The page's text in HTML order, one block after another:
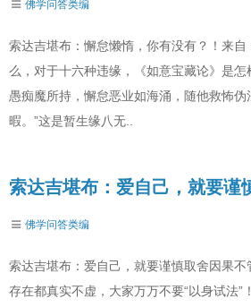
佛学问答类编
索达吉堪布：懈怠懒惰，你有没有？！来
么，对于十六种违缘，《如意宝藏论》是怎
愚痴魔所持，懈怠恶业如海涌，随他救怖
暇。”这是暂生缘八无..
索达吉堪布：爱自己，就要谨
佛学问答类编
索达吉堪布：爱自己，就要谨慎取舍因果
存在都真实不虚，大家万万不要“以身试法”